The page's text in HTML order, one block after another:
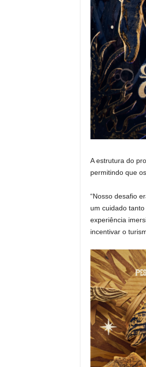
A estrutura do
permitindo que
“Nosso desafio
um cuidado
experiência
incentivar o